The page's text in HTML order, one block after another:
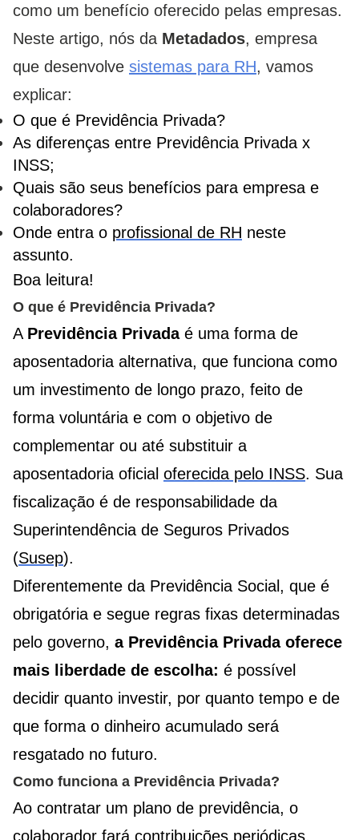
como um benefício oferecido pelas empresas.
Neste artigo, nós da Metadados, empresa
que desenvolve sistemas para RH, vamos
explicar:
O que é Previdência Privada?
As diferenças entre Previdência Privada x
INSS;
Quais são seus benefícios para empresa e
colaboradores?
Onde entra o profissional de RH neste
assunto.
Boa leitura!
O que é Previdência Privada?
A Previdência Privada é uma forma de
aposentadoria alternativa, que funciona como
um investimento de longo prazo, feito de
forma voluntária e com o objetivo de
complementar ou até substituir a
aposentadoria oficial oferecida pelo INSS. Sua
fiscalização é de responsabilidade da
Superintendência de Seguros Privados
(Susep).
Diferentemente da Previdência Social, que é
obrigatória e segue regras fixas determinadas
pelo governo, a Previdência Privada oferece
mais liberdade de escolha: é possível
decidir quanto investir, por quanto tempo e de
que forma o dinheiro acumulado será
resgatado no futuro.
Como funciona a Previdência Privada?
Ao contratar um plano de previdência, o
colaborador fará contribuições periódicas,